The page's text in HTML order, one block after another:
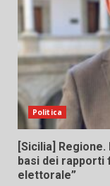
Politica
[Sicilia]
basi dei rapporti
elettorale”